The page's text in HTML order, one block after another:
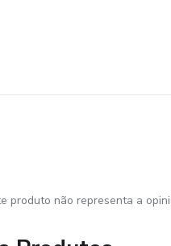
produto não representa a